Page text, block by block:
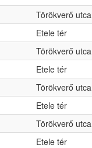
Törökverő utca
Etele tér
Törökverő utca
Etele tér
Törökverő utca
Etele tér
Törökverő utca
Etele tér